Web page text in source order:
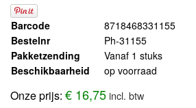
Barcode
8718468331155
Bestelnr
Ph-31155
Pakketzending
Vanaf 1 stuks
Beschikbaarheid
op voorraad
Onze prijs: € 16,75incl. btw